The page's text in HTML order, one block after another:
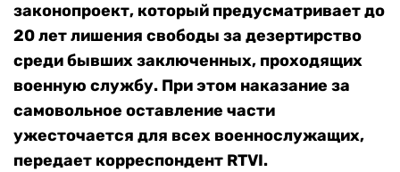
законопроект, который предусматривает до
20 лет лишения свободы за дезертирство
среди бывших заключенных, проходящих
военную службу. При этом наказание за
самовольное оставление части
ужесточается для всех военнослужащих,
передает корреспондент RTVI.